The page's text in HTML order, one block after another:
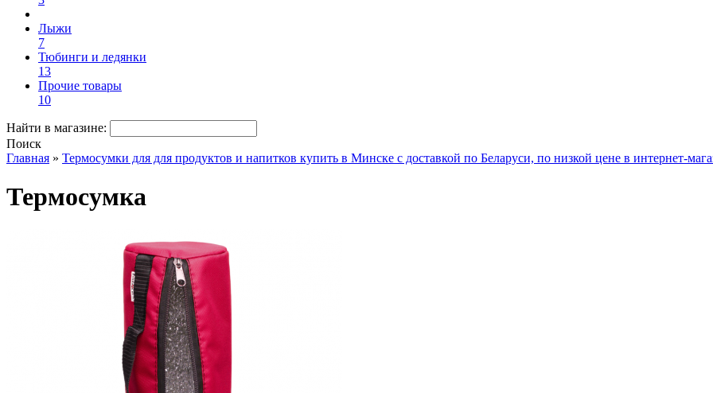
Лыжи
7
Тюбинги и ледянки
13
Прочие товары
10
Найти в магазине:
Поиск
Главная » Термосумки для для продуктов и напитков купить в Минске с доставкой по Беларуси, по низкой цене в интернет-
Термосумка